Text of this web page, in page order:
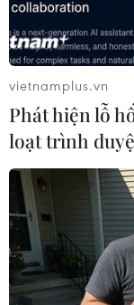
đồng quốc tế.
vietnamplus.vn
Phát hiện lỗ
loạt trình